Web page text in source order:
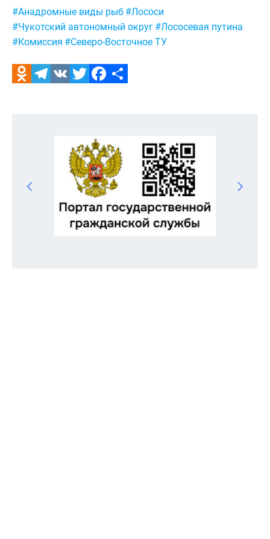
Метки:
#Анадромные виды рыб #Лососи
#Чукотский автономный округ #Лососевая путина
#Комиссия #Северо-Восточное ТУ